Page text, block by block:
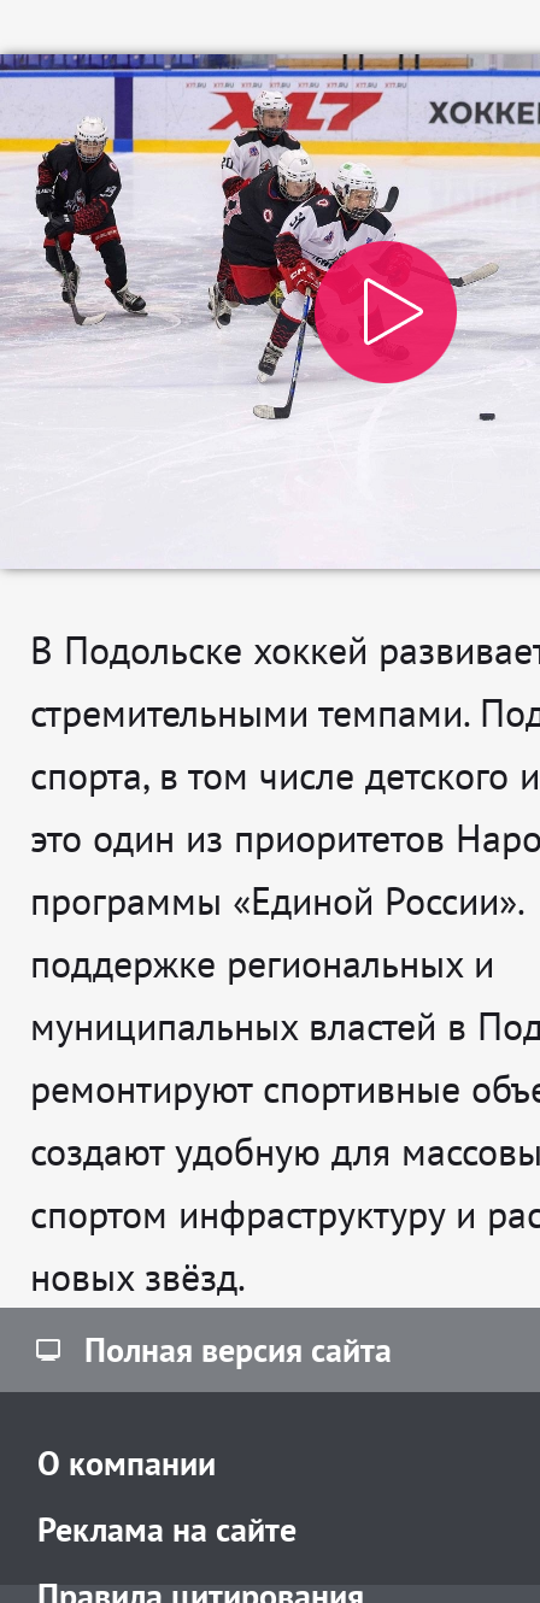
В Подольске хоккей
стремительными темпами.
спорта, в том числе детского
это один из приоритетов
программы «Единой России».
поддержке региональных и
муниципальных властей в
ремонтируют спортивные
создают удобную для
спортом инфраструктуру и
новых звёзд.
Полная версия сайта
О компании
Реклама на сайте